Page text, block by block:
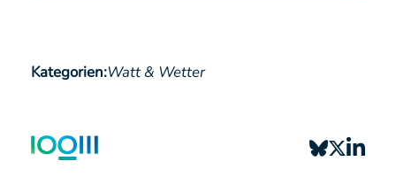
Kategorien:Watt & Wetter